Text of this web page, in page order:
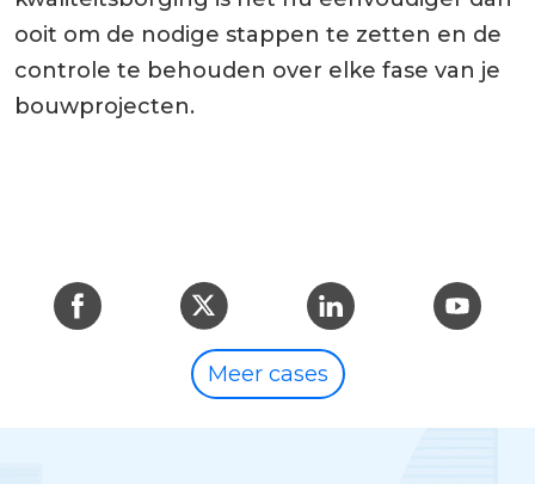
ooit om de nodige stappen te zetten en de
controle te behouden over elke fase van je
bouwprojecten.
Meer cases